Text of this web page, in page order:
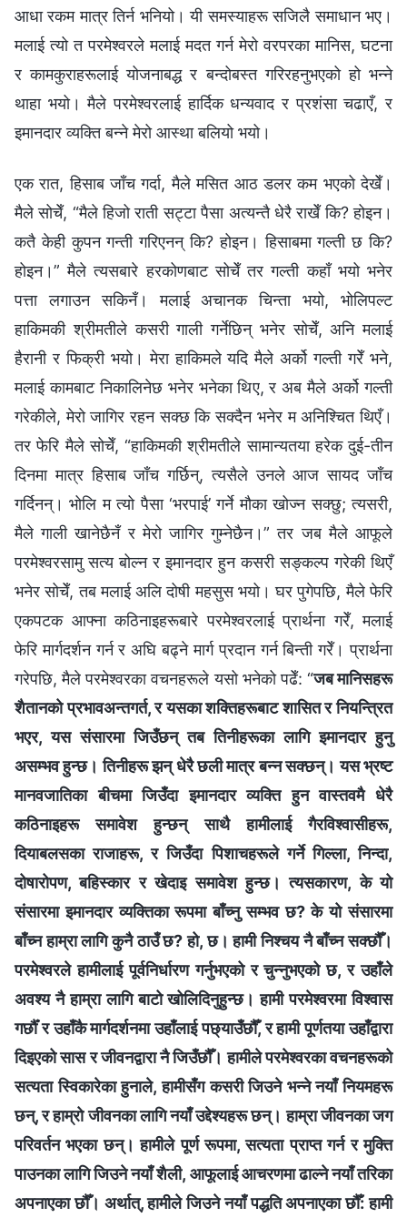
आधा रकम मात्र तिर्न भनियो। यी समस्याहरू सजिलै समाधान भए।
मलाई त्यो त परमेश्‍वरले मलाई मदत गर्न मेरो वरपरका मानिस, घटना
र कामकुराहरूलाई योजनाबद्ध र बन्दोबस्त गरिरहनुभएको हो भन्ने
थाहा भयो। मैले परमेश्‍वरलाई हार्दिक धन्यवाद र प्रशंसा चढाएँ, र
इमानदार व्यक्ति बन्ने मेरो आस्था बलियो भयो।
एक रात, हिसाब जाँच गर्दा, मैले मसित आठ डलर कम भएको देखेँ।
मैले सोचेँ, “मैले हिजो राती सट्टा पैसा अत्यन्तै धेरै राखेँ कि? होइन।
कतै केही कुपन गन्ती गरिएनन् कि? होइन। हिसाबमा गल्ती छ कि?
होइन।” मैले त्यसबारे हरकोणबाट सोचेँ तर गल्ती कहाँ भयो भनेर
पत्ता लगाउन सकिनँ। मलाई अचानक चिन्ता भयो, भोलिपल्ट
हाकिमकी श्रीमतीले कसरी गाली गर्नेछिन् भनेर सोचेँ, अनि मलाई
हैरानी र फिक्री भयो। मेरा हाकिमले यदि मैले अर्को गल्ती गरेँ भने,
मलाई कामबाट निकालिनेछ भनेर भनेका थिए, र अब मैले अर्को गल्ती
गरेकीले, मेरो जागिर रहन सक्छ कि सक्दैन भनेर म अनिश्चित थिएँ।
तर फेरि मैले सोचेँ, “हाकिमकी श्रीमतीले सामान्यतया हरेक दुई-तीन
दिनमा मात्र हिसाब जाँच गर्छिन्, त्यसैले उनले आज सायद जाँच
गर्दिनन्। भोलि म त्यो पैसा ‘भरपाई’ गर्ने मौका खोज्न सक्छु; त्यसरी,
मैले गाली खानेछैनँ र मेरो जागिर गुम्नेछैन।” तर जब मैले आफूले
परमेश्‍वरसामु सत्य बोल्न र इमानदार हुन कसरी सङ्कल्प गरेकी थिएँ
भनेर सोचेँ, तब मलाई अलि दोषी महसुस भयो। घर पुगेपछि, मैले फेरि
एकपटक आफ्ना कठिनाइहरूबारे परमेश्‍वरलाई प्रार्थना गरेँ, मलाई
फेरि मार्गदर्शन गर्न र अघि बढ्ने मार्ग प्रदान गर्न बिन्ती गरेँ। प्रार्थना
गरेपछि, मैले परमेश्‍वरका वचनहरूले यसो भनेको पढेँ: “जब मानिसहरू
शैतानको प्रभावअन्तगर्त, र यसका शक्तिहरूबाट शासित र नियन्त्रित
भएर, यस संसारमा जिउँछन् तब तिनीहरूका लागि इमानदार हुनु
असम्भव हुन्छ। तिनीहरू झन् धेरै छली मात्र बन्न सक्छन्। यस भ्रष्ट
मानवजातिका बीचमा जिउँदा इमानदार व्यक्ति हुन वास्तवमै धेरै
कठिनाइहरू समावेश हुन्छन् साथै हामीलाई गैरविश्‍वासीहरू,
दियाबलसका राजाहरू, र जिउँदा पिशाचहरूले गर्ने गिल्‍ला, निन्दा,
दोषारोपण, बहिस्कार र खेदाइ समावेश हुन्छ। त्यसकारण, के यो
संसारमा इमानदार व्यक्तिका रूपमा बाँच्नु सम्‍भव छ? के यो संसारमा
बाँच्न हाम्रा लागि कुनै ठाउँ छ? हो, छ। हामी निश्चय नै बाँच्न सक्छौँ।
परमेश्‍वरले हामीलाई पूर्वनिर्धारण गर्नुभएको र चुन्‍नुभएको छ, र उहाँले
अवश्य नै हाम्रा लागि बाटो खोलिदिनुहुन्छ। हामी परमेश्‍वरमा विश्‍वास
गर्छौँ र उहाँकै मार्गदर्शनमा उहाँलाई पछ्याउँछौँ, र हामी पूर्णतया उहाँद्वारा
दिइएको सास र जीवनद्वारा नै जिउँछौँ। हामीले परमेश्‍वरका वचनहरूको
सत्यता स्विकारेका हुनाले, हामीसँग कसरी जिउने भन्‍ने नयाँ नियमहरू
छन्, र हाम्रो जीवनका लागि नयाँ उद्देश्यहरू छन्। हाम्रा जीवनका जग
परिवर्तन भएका छन्। हामीले पूर्ण रूपमा, सत्यता प्राप्त गर्न र मुक्ति
पाउनका लागि जिउने नयाँ शैली, आफूलाई आचरणमा ढाल्ने नयाँ तरिका
अपनाएका छौँ। अर्थात्, हामीले जिउने नयाँ पद्धति अपनाएका छौँ: हामी